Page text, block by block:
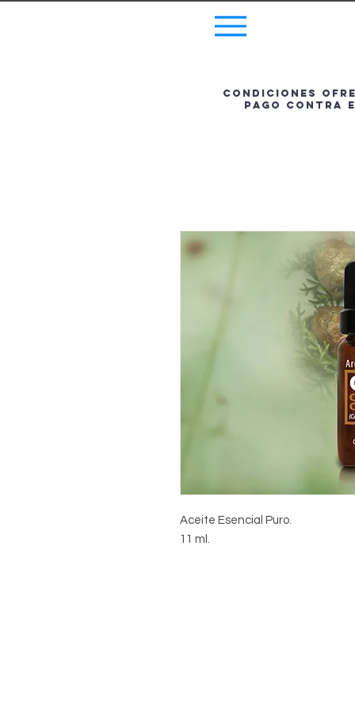
Condiciones
pago contra
Aceite Esencial Puro.
11 ml.